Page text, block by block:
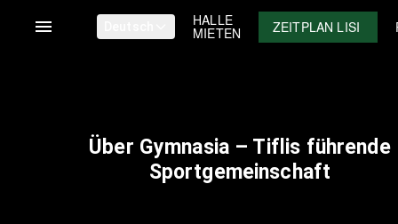
HALLE
MIETEN ZEITPLAN LISI
Über Gymnasia – Tiflis führende
Sportgemeinschaft